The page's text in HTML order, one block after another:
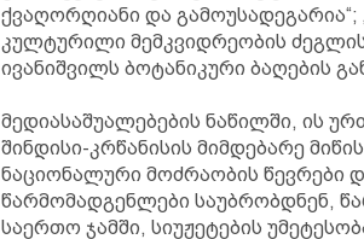
ქვაღორღიანი და გამოუსადეგარია“;
კულტურილი მემკვიდრეობის ძეგლის
ივანიშვილს ბოტანიკური ბაღების
მედიასაშუალებების ნაწილში, ის
შინდისი-კრწანისის მიმდებარე
ნაციონალური მოძრაობის წევრები
წარმომადგენლები საუბრობდნენ,
საერთო ჯამში, სიუჟეტების